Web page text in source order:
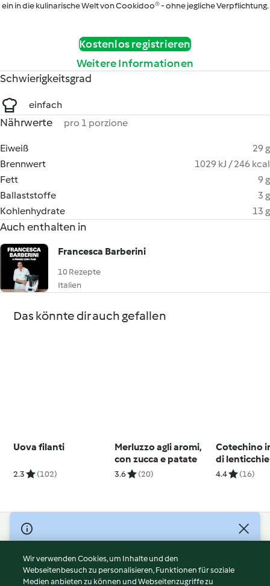
ein in die kulinarische Welt von Cookidoo® - ohne jegliche Verpflichtung.
Kostenlos registrieren
Weitere Informationen
Schwierigkeitsgrad
einfach
Nährwerte pro 1 porzione
Eiweiß
29 g
Brennwert
1029 kJ / 246 kcal
Fett
9 g
Ballaststoffe
3 g
Kohlenhydrate
13 g
Auch enthalten in
Francesca Barberini
10 Rezepte
Italien
Das könnte dir auch gefallen
Uova filanti
2.3 (102)
Merluzzo agli aromi,
con zucca e patate
3.6 (20)
Cotechino
di lenticchie
4.4 (16)
© Copyright 2026
Nutzungsbedingungen
Datenschutzrichtlinien
Wir verwenden Cookies, um Inhalte und den
Webseitenbesuch zu personalisieren, Funktionen für soziale
Medien anbieten zu können und Webseitenzugriffe zu